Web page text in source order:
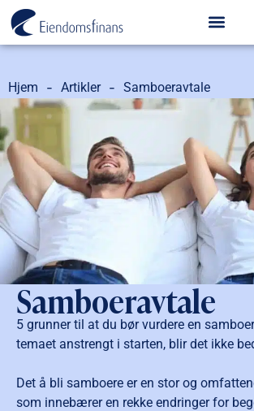
Hjem - Artikler - Samboeravtale
Samboeravtale
5 grunner til at du bør vurdere en
temaet anstrengt i starten, blir det ikke
Det å bli samboere er en stor og
som innebærer en rekke endringer for